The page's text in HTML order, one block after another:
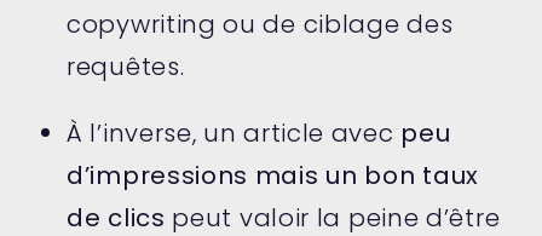
copywriting ou de ciblage des
requêtes.
À l’inverse, un article avec peu
d’impressions mais un bon taux
de clics peut valoir la peine d’être